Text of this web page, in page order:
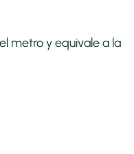
metro y equivale a la